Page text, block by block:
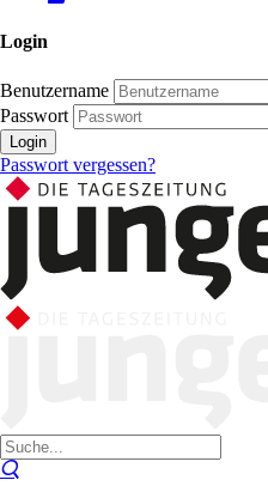
Login
Benutzername
Passwort
Login
Passwort vergessen?